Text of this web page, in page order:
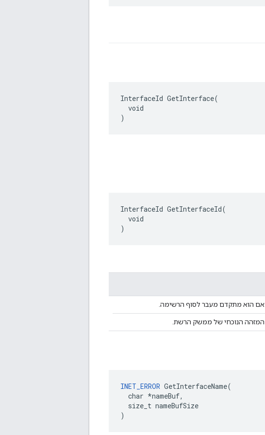
InterfaceId GetInterface(
  void
)
InterfaceId GetInterfaceId(
  void
)
אם הוא מתקדם מעבר לסוף הרשימה.
המזהה הנוכחי של ממשק הרשת.
INET_ERROR GetInterfaceName(
  char *nameBuf,
  size_t nameBufSize
)